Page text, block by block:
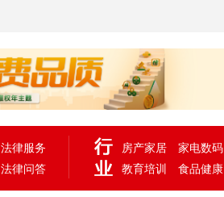
法律服务
法律问答
房产家居 家电数码
教育培训
食品健康